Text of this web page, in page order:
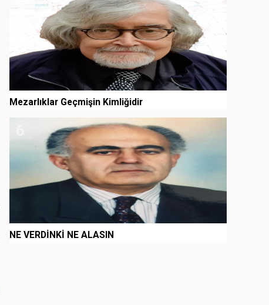
Mezarlıklar Geçmişin Kimliğidir
NE VERDİNKİ NE ALASIN